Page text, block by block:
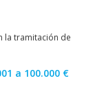
la tramitación de
a 100.000 €